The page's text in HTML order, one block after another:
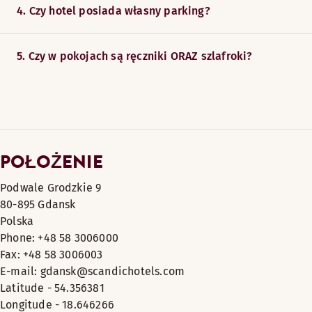
4. Czy hotel posiada własny parking?
5. Czy w pokojach są ręczniki ORAZ szlafroki?
POŁOŻENIE
Podwale Grodzkie 9
80-895 Gdansk
Polska
Phone: +48 58 3006000
Fax: +48 58 3006003
E-mail: gdansk@scandichotels.com
Latitude - 54.356381
Longitude - 18.646266